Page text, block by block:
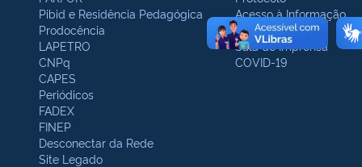
Pibid e Residência Pedagógica
Prodocência
LAPETRO
CNPq
CAPES
Periódicos
FADEX
FINEP
Desconectar da Rede
Site Legado
Acesso à Informação
Ouvidoria
Sala de Imprensa
COVID-19